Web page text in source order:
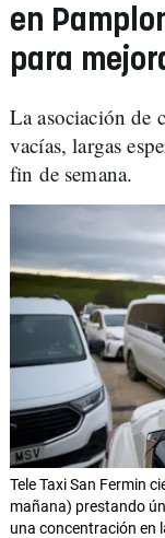
en
para
La asociación de
vacías, largas
fin de semana.
Tele Taxi San Fermin
mañana) prestando
una concentración en